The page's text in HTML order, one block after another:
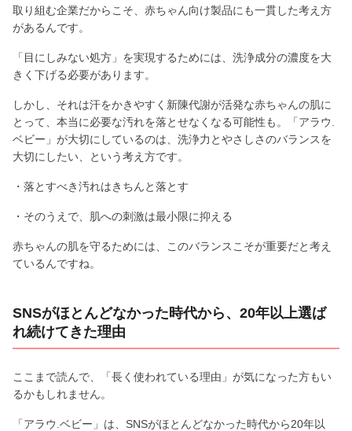
取り組む企業だからこそ、赤ちゃん向け製品にも一貫した考え方
があるんです。
「目にしみない処方」を実現するためには、洗浄成分の濃度を大
きく下げる必要があります。
しかし、それは汗をかきやすく新陳代謝が活発な赤ちゃんの肌に
とって、本当に必要な汚れを落とせなくなる可能性も。「アラウ.
ベビー」が大切にしているのは、洗浄力とやさしさのバランスを
大切にしたい、という考え方です。
・落とすべき汚れはきちんと落とす
・そのうえで、肌への刺激は最小限に抑える
赤ちゃんの肌を守るためには、このバランスこそが重要だと考え
ているんですね。
SNSがほとんどなかった時代から、20年以上選ば
れ続けてきた理由
ここまで読んで、「長く使われている理由」が気になった方もい
るかもしれません。
「アラウ.ベビー」は、SNSがほとんどなかった時代から20年以